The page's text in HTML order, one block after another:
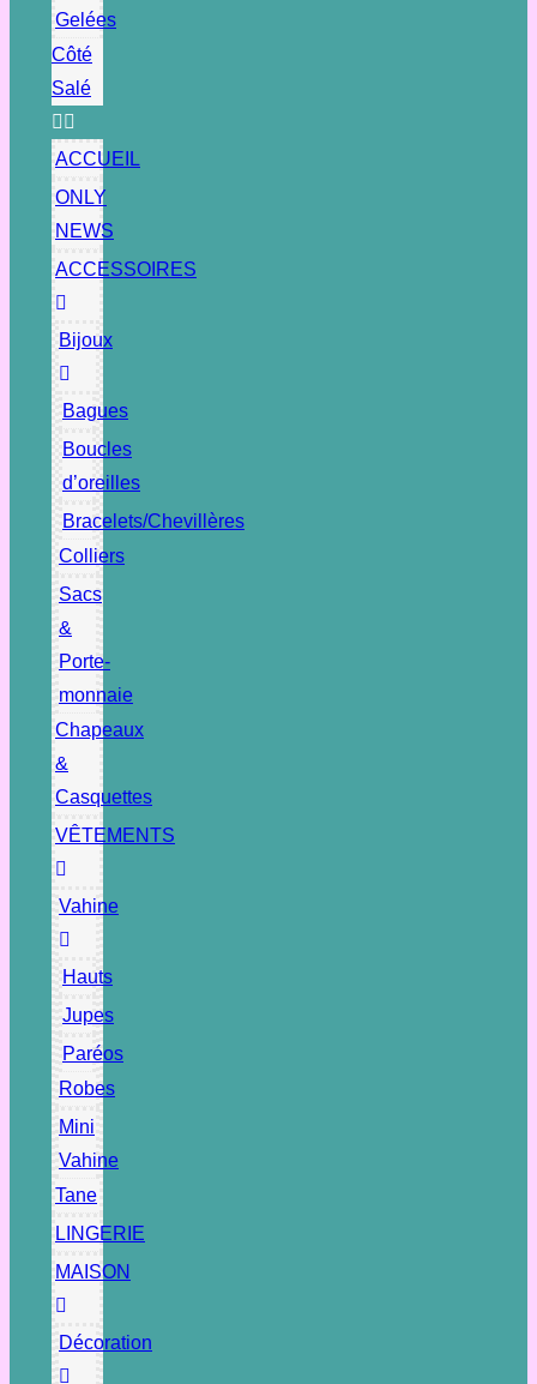
Gelées
Côté
Salé
ACCUEIL
ONLY
NEWS
ACCESSOIRES
Bijoux
Bagues
Boucles
d’oreilles
Bracelets/Chevillères
Colliers
Sacs
&
Porte-
monnaie
Chapeaux
&
Casquettes
VÊTEMENTS
Vahine
Hauts
Jupes
Paréos
Robes
Mini
Vahine
Tane
LINGERIE
MAISON
Décoration